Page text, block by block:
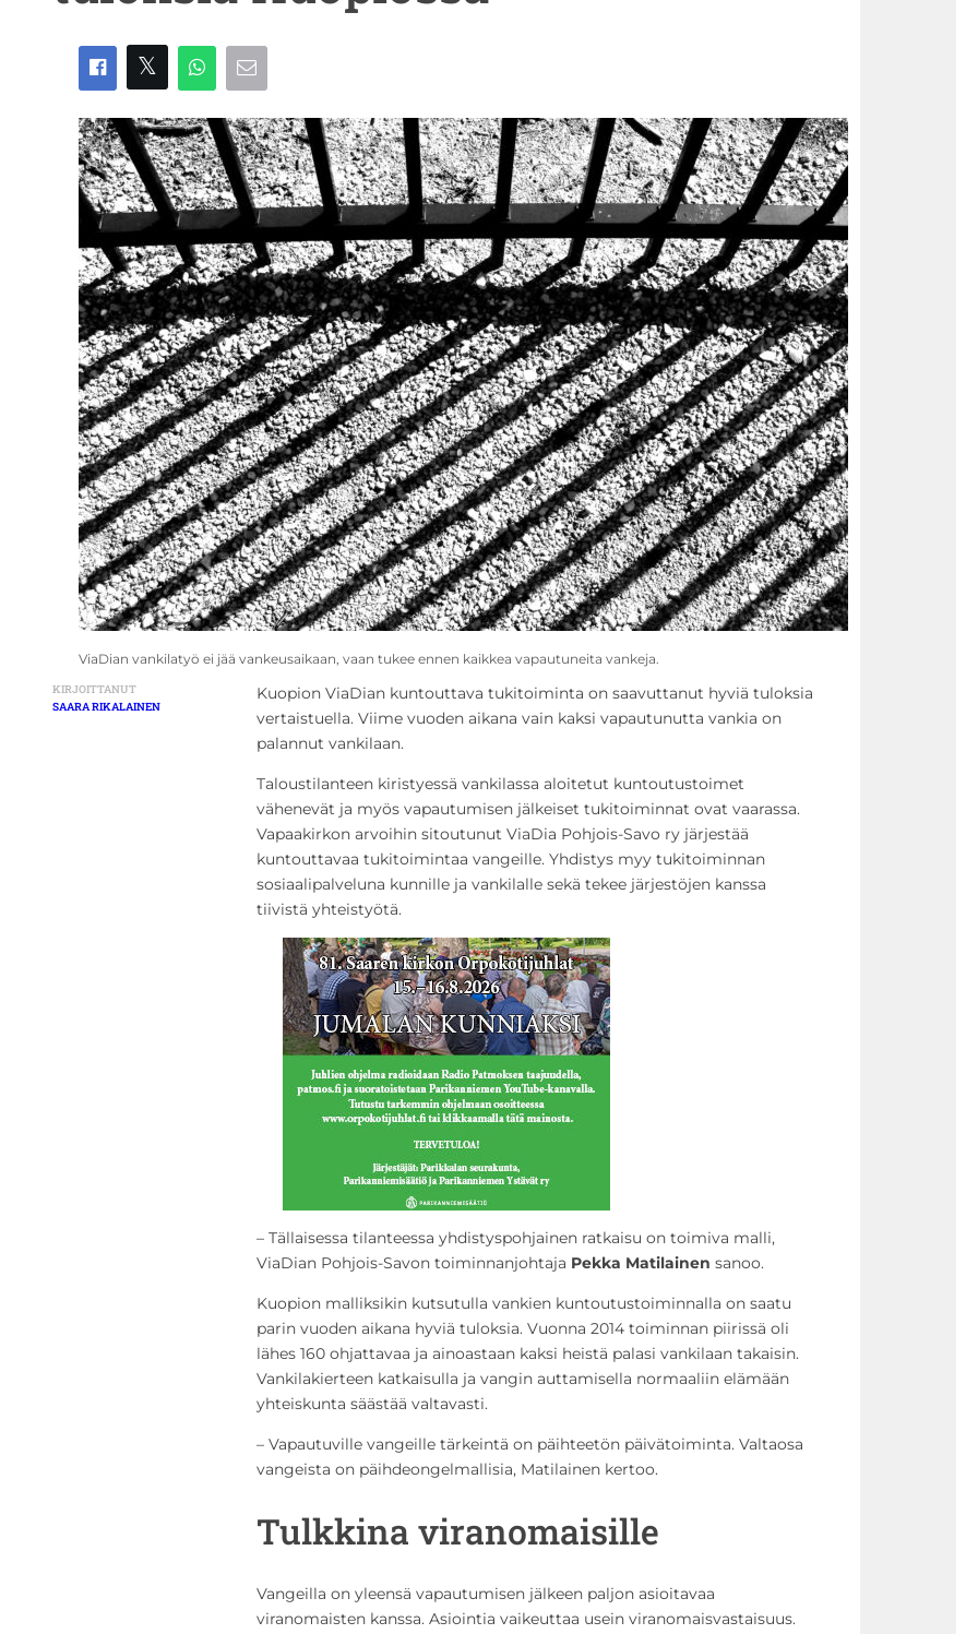
ViaDian vankilatyö ei jää vankeusaikaan, vaan tukee ennen kaikkea vapautuneita vankeja.
KIRJOITTANUT
SAARA RIKALAINEN
Kuopion ViaDian kuntouttava tukitoiminta on saavuttanut hyviä tuloksia
vertaistuella. Viime vuoden aikana vain kaksi vapautunutta vankia on
palannut vankilaan.
Taloustilanteen kiristyessä vankilassa aloitetut kuntoutustoimet
vähenevät ja myös vapautumisen jälkeiset tukitoiminnat ovat vaarassa.
Vapaakirkon arvoihin sitoutunut ViaDia Pohjois-Savo ry järjestää
kuntouttavaa tukitoimintaa vangeille. Yhdistys myy tukitoiminnan
sosiaalipalveluna kunnille ja vankilalle sekä tekee järjestöjen kanssa
tiivistä yhteistyötä.
– Tällaisessa tilanteessa yhdistyspohjainen ratkaisu on toimiva malli,
ViaDian Pohjois-Savon toiminnanjohtaja Pekka Matilainen sanoo.
Kuopion malliksikin kutsutulla vankien kuntoutustoiminnalla on saatu
parin vuoden aikana hyviä tuloksia. Vuonna 2014 toiminnan piirissä oli
lähes 160 ohjattavaa ja ainoastaan kaksi heistä palasi vankilaan takaisin.
Vankilakierteen katkaisulla ja vangin auttamisella normaaliin elämään
yhteiskunta säästää valtavasti.
– Vapautuville vangeille tärkeintä on päihteetön päivätoiminta. Valtaosa
vangeista on päihdeongelmallisia, Matilainen kertoo.
Tulkkina viranomaisille
Vangeilla on yleensä vapautumisen jälkeen paljon asioitavaa
viranomaisten kanssa. Asiointia vaikeuttaa usein viranomaisvastaisuus.